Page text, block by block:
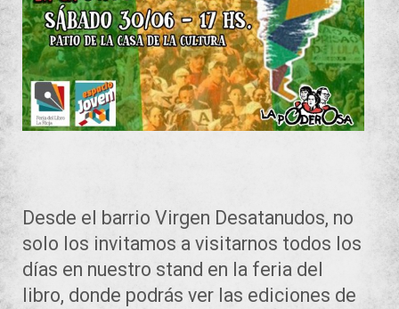
Desde el barrio Virgen Desatanudos, no
solo los invitamos a visitarnos todos los
días en nuestro stand en la feria del
libro, donde podrás ver las ediciones de